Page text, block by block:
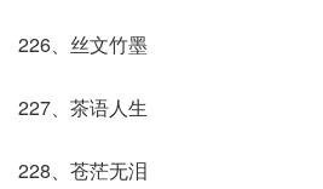
226、丝文竹墨
227、茶语人生
228、苍茫无泪